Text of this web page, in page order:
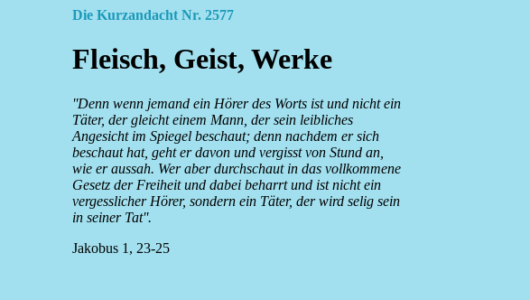
Die Kurzandacht Nr. 2577
Fleisch, Geist, Werke
''Denn wenn jemand ein Hörer des Worts ist und nicht ein
Täter, der gleicht einem Mann, der sein leibliches
Angesicht im Spiegel beschaut; denn nachdem er sich
beschaut hat, geht er davon und vergisst von Stund an,
wie er aussah. Wer aber durchschaut in das vollkommene
Gesetz der Freiheit und dabei beharrt und ist nicht ein
vergesslicher Hörer, sondern ein Täter, der wird selig sein
in seiner Tat''.
Jakobus 1, 23-25